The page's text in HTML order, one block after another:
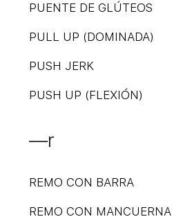
PUENTE DE GLÚTEOS
PULL UP (DOMINADA)
PUSH JERK
PUSH UP (FLEXIÓN)
—r
REMO CON BARRA
REMO CON MANCUERNA